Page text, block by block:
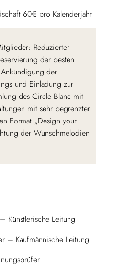
60€ pro Kalenderjahr
Reduzierter
der besten
der
und Einladung zur
des Circle Blanc mit
mit sehr begrenzter
Format „Design your
der Wunschmelodien
Künstlerische Leitung
– Kaufmännische Leitung